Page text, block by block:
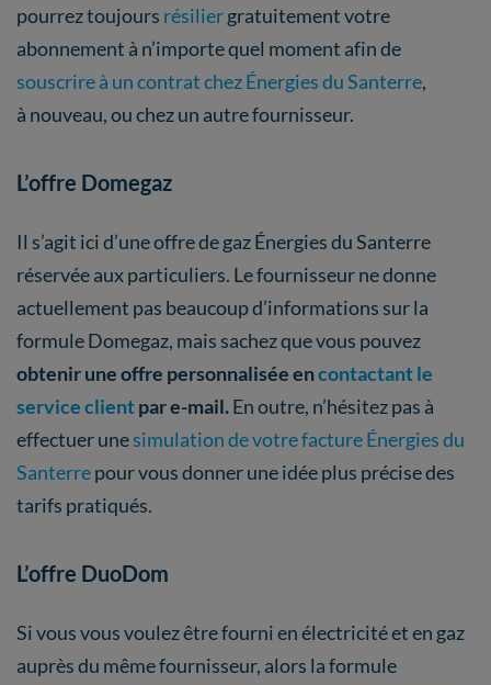
pourrez toujours résiliergratuitement votre
abonnement à n’importe quel moment afin de
souscrire à un contrat chez Énergies du Santerre,
à nouveau, ou chez un autre fournisseur.
L’offre Domegaz
Il s’agit ici d’une offre de gaz Énergies du Santerre
réservée aux particuliers. Le fournisseur ne donne
actuellement pas beaucoup d’informations sur la
formule Domegaz, mais sachez que vous pouvez
obtenir une offre personnalisée encontactant le
service clientpar e-mail.En outre, n’hésitez pas à
effectuer unesimulation de votre facture Énergies du
Santerrepour vous donner une idée plus précise des
tarifs pratiqués.
L’offre DuoDom
Si vous vous voulez être fourni en électricité et en gaz
auprès du même fournisseur, alors la formule